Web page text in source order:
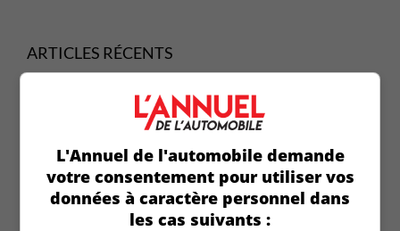
ARTICLES RÉCENTS
Ford donne le nom de Fathom à sa nouvelle
Les sièges chauffants dominent la liste des
équipements les plus recherchés
GM prolonge son alliance avec SAIC jusqu'en 2047
L'Annuel de l'automobile demande
votre consentement pour utiliser vos
données à caractère personnel dans
les cas suivants :